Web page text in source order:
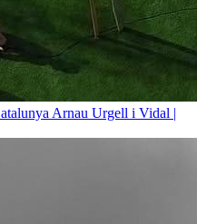
Arnau Urgell i Vidal |